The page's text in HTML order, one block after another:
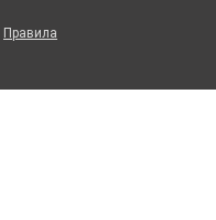
Правила